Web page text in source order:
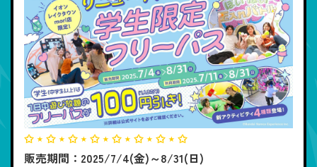
✩ ⋆ ✩ ⋆ ✩ ⋆ ✩ ⋆ ✩ ⋆ ✩ ⋆ ✩ ⋆ ✩
販売期間：2025/7/4(金)～8/31(日)